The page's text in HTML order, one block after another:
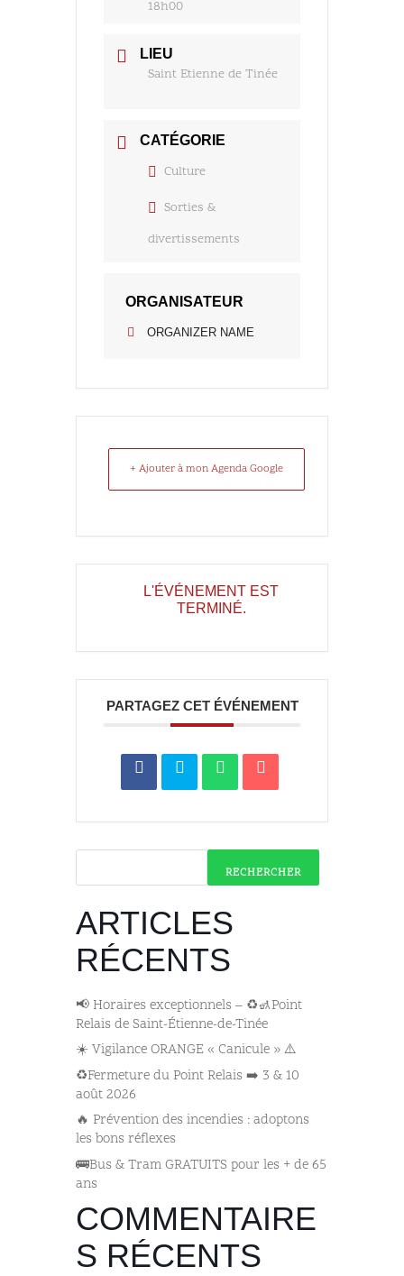
18h00
LIEU
Saint Etienne de Tinée
CATÉGORIE
Culture
Sorties &
divertissements
ORGANISATEUR
ORGANIZER NAME
+ Ajouter à mon Agenda Google
L'ÉVÉNEMENT EST
TERMINÉ.
PARTAGEZ CET ÉVÉNEMENT
RECHERCHER
ARTICLES
RÉCENTS
📢 Horaires exceptionnels – ♻️🚮Point
Relais de Saint-Étienne-de-Tinée
☀️ Vigilance ORANGE « Canicule » ⚠️
♻️Fermeture du Point Relais ➡️​ 3 & 10
août 2026
🔥 Prévention des incendies : adoptons
les bons réflexes
🚌​Bus & Tram GRATUITS pour les + de 65
ans
COMMENTAIRE
S RÉCENTS